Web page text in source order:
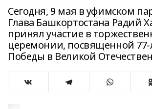
Сегодня, 9 мая в уфимском
Глава Башкортостана Радий
принял участие в
церемонии, посвященной
Победы в Великой